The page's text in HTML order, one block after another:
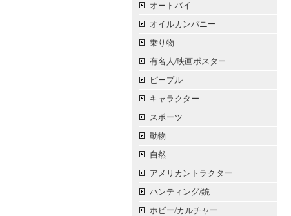
オートバイ
オイルカンパニー
乗り物
有名人/映画ポスター
ピープル
キャラクター
スポーツ
動物
自然
アメリカントラクター
ハンティング/銃
ホビー/カルチャー